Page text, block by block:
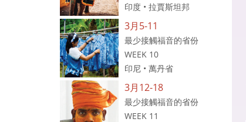
印度 • 拉賈斯坦邦
3月5-11
最少接觸福音的省份
WEEK 10
印尼 • 萬丹省
3月12-18
最少接觸福音的省份
WEEK 11